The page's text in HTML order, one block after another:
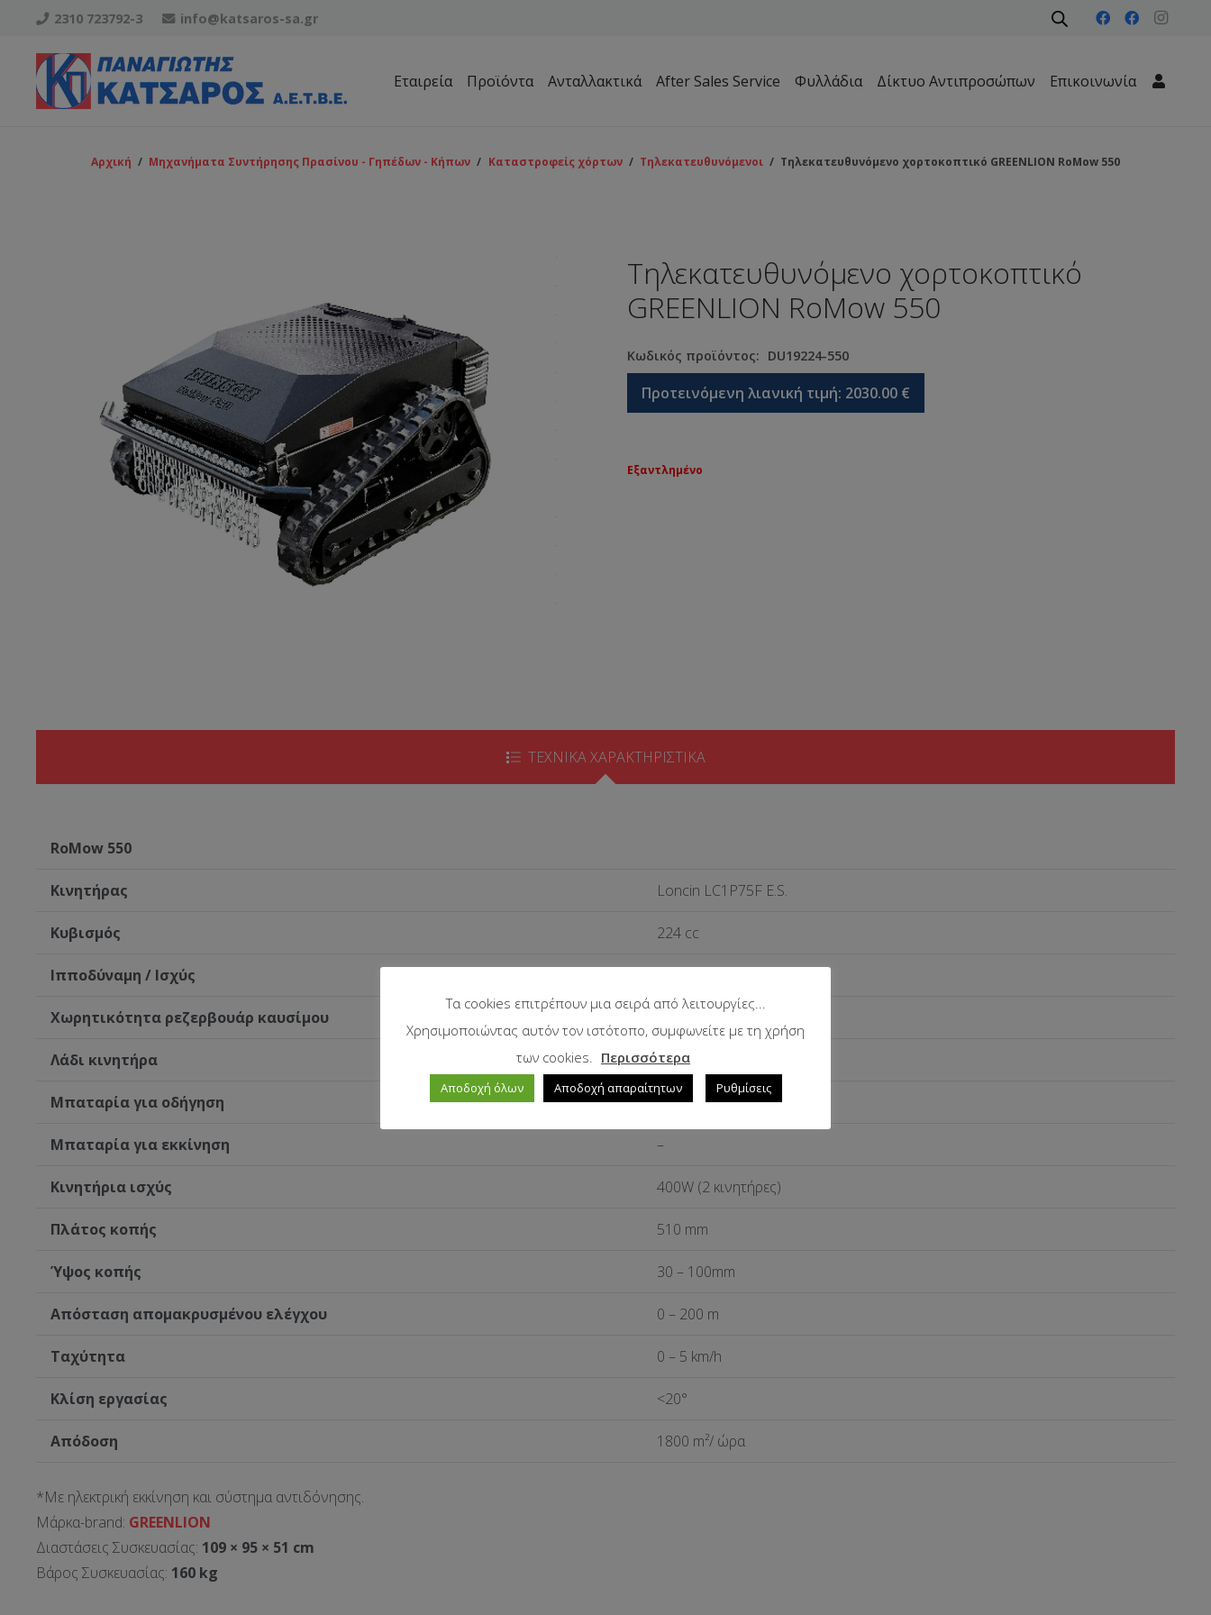
2310 723792-3 info@katsaros-sa.gr
Εταιρεία Προϊόντα Ανταλλακτικά After Sales Service Φυλλάδια Δίκτυο Αντιπροσώπων Επικοινωνία
Αρχική / Μηχανήματα Συντήρησης Πρασίνου - Γηπέδων - Κήπων / Καταστροφείς χόρτων / Τηλεκατευθυνόμενοι / Τηλεκατευθυνόμενο χορτοκοπτικό GREENLION RoMow 550
Τηλεκατευθυνόμενο χορτοκοπτικό
GREENLION RoMow 550
Κωδικός προϊόντος: DU19224-550
Προτεινόμενη λιανική τιμή: 2030.00 €
Εξαντλημένο
ΤΕΧΝΙΚΑ ΧΑΡΑΚΤΗΡΙΣΤΙΚΑ
RoMow 550
Κινητήρας Loncin LC1P75F E.S.
Κυβισμός 224 cc
Ιπποδύναμη / Ισχύς
Χωρητικότητα ρεζερβουάρ καυσίμου
Λάδι κινητήρα 0.6 L
Μπαταρία για οδήγηση 12V/15Ah x 2
Μπαταρία για εκκίνηση –
Κινητήρια ισχύς 400W (2 κινητήρες)
Πλάτος κοπής 510 mm
Ύψος κοπής 30 – 100mm
Απόσταση απομακρυσμένου ελέγχου 0 – 200 m
Ταχύτητα 0 – 5 km/h
Κλίση εργασίας <20°
Απόδοση 1800 m²/ ώρα
*Με ηλεκτρική εκκίνηση και σύστημα αντιδόνησης.
Μάρκα-brand: GREENLION
Διαστάσεις Συσκευασίας: 109 × 95 × 51 cm
Βάρος Συσκευασίας: 160 kg
Τα cookies επιτρέπουν μια σειρά από λειτουργίες...
Χρησιμοποιώντας αυτόν τον ιστότοπο, συμφωνείτε με τη χρήση
των cookies. Περισσότερα
Αποδοχή όλων Αποδοχή απαραίτητων Ρυθμίσεις